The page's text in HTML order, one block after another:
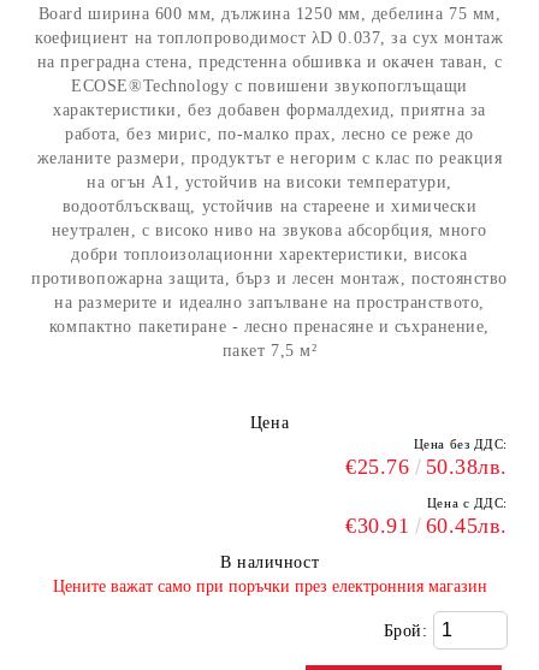
Board ширина 600 мм, дължина 1250 мм, дебелина 75 мм,
коефициент на топлопроводимост λD 0.037, за сух монтаж
на преграднa стена, предстенна обшивка и окачен таван, с
ЕCOSE®Technology с повишени звукопоглъщащи
характеристики, без добавен формалдехид, приятна за
работа, без мирис, по-малко прах, лесно се реже до
желаните размери, продуктът е негорим с клас по реакция
на огън А1, устойчив на високи температури,
водоотблъскващ, устойчив на стареене и химически
неутрален, с високо ниво на звукова абсорбция, много
добри топлоизолационни харектеристики, висока
противопожарна защита, бърз и лесен монтаж, постоянство
на размерите и идеално запълване на пространството,
компактно пакетиране - лесно пренасяне и съхранение,
пакет 7,5 м²
Цена
Цена без ДДС:
€25.76 50.38лв.
Цена с ДДС:
€30.91 60.45лв.
В наличност
​Цените важат само при поръчки през електронния магазин
Брой: